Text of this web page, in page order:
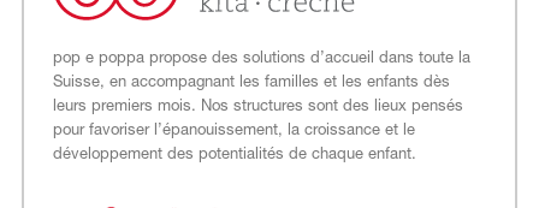
pop e poppa propose des solutions d’accueil dans toute la
Suisse, en accompagnant les familles et les enfants dès
leurs premiers mois. Nos structures sont des lieux pensés
pour favoriser l’épanouissement, la croissance et le
développement des potentialités de chaque enfant.